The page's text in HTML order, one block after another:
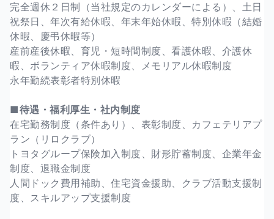
完全週休２日制（当社規定のカレンダーによる）、土日
祝祭日、年次有給休暇、年末年始休暇、特別休暇（結婚
休暇、慶弔休暇等）
産前産後休暇、育児・短時間制度、看護休暇、介護休
暇、ボランティア休暇制度、メモリアル休暇制度
永年勤続表彰者特別休暇
■待遇・福利厚生・社内制度
在宅勤務制度（条件あり）、表彰制度、カフェテリアプ
ラン（リロクラブ）
トヨタグループ保険加入制度、財形貯蓄制度、企業年金
制度、退職金制度
人間ドック費用補助、住宅資金援助、クラブ活動支援制
度、スキルアップ支援制度